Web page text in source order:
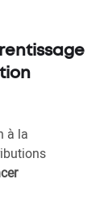
à la